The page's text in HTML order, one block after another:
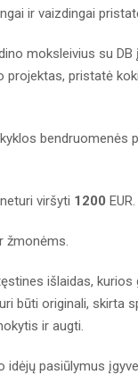
ir vaizdingai
moksleivius su
pristatė
bendruomenės
viršyti 1200 EUR.
žmonėms.
išlaidas,
būti originali, skirta
ir augti.
idėjų pasiūlymus